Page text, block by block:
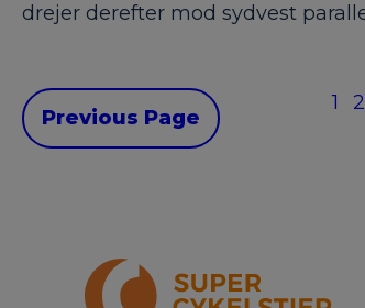
drejer derefter mod sydvest
Previous Page
1 2